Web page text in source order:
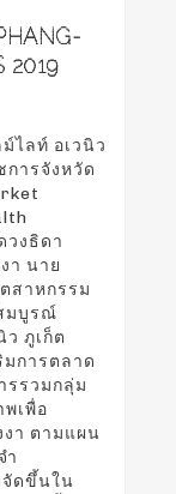
2019
ไลท์ อเวนิว
ารจังหวัด
วงธิดา
า นาย
สาหกรรม
มบูรณ์
ว ภูเก็ต
มการตลาด
รรวมกลุ่ม
เพื่อ
า ตามแผน
ำ
ดขึ้นใน